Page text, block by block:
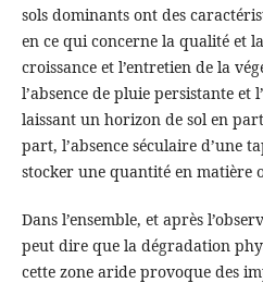
sols dominants ont des
en ce qui concerne la qualité et
croissance et l’entretien de la
l’absence de pluie persistante
laissant un horizon de sol en
part, l’absence séculaire d’une
stocker une quantité en matière
Dans l’ensemble, et après
peut dire que la dégradation
cette zone aride provoque des